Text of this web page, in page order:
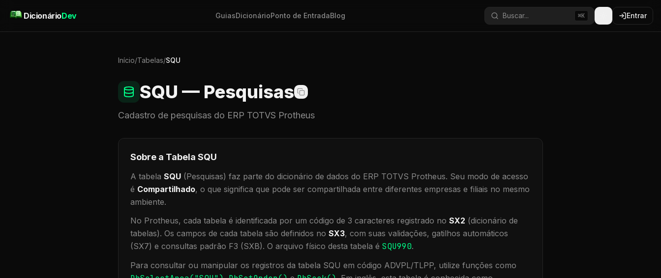
DicionárioDev GuiasDicionárioPonto de EntradaBlog Buscar... ⌘K Entrar
Início/Tabelas/SQU
SQU — Pesquisas
Cadastro de pesquisas do ERP TOTVS Protheus
Sobre a Tabela SQU
A tabela SQU (Pesquisas) faz parte do dicionário de dados do ERP TOTVS Protheus. Seu modo de acesso
é Compartilhado, o que significa que pode ser compartilhada entre diferentes empresas e filiais no mesmo
ambiente.
No Protheus, cada tabela é identificada por um código de 3 caracteres registrado no SX2 (dicionário de
tabelas). Os campos de cada tabela são definidos no SX3, com suas validações, gatilhos automáticos
(SX7) e consultas padrão F3 (SXB). O arquivo físico desta tabela é SQU990.
Para consultar ou manipular os registros da tabela SQU em código ADVPL/TLPP, utilize funções como